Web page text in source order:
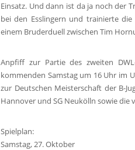
Einsatz. Und dann ist da ja noch der
bei den Esslingern und trainierte
einem Bruderduell zwischen Tim
Anpfiff zur Partie des zweiten
kommenden Samstag um 16 Uhr im
zur Deutschen Meisterschaft der B-
Hannover und SG Neukölln sowie
Spielplan:
Samstag, 27. Oktober